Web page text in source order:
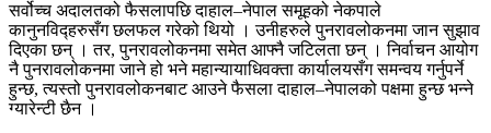
सर्वोच्च अदालतको फैसलापछि दाहाल–नेपाल समूहको नेकपाले
कानुनविद्हरुसँग छलफल गरेको थियो । उनीहरुले पुनरावलोकनमा जान सुझाव
दिएका छन् । तर, पुनरावलोकनमा समेत आफ्नै जटिलता छन् । निर्वाचन आयोग
नै पुनरावलोकनमा जाने हो भने महान्यायाधिवक्ता कार्यालयसँग समन्वय गर्नुपर्ने
हुन्छ, त्यस्तो पुनरावलोकनबाट आउने फैसला दाहाल–नेपालको पक्षमा हुन्छ भन्ने
ग्यारेन्टी छैन ।